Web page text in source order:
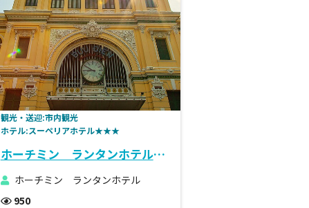
観光・送迎:市内観光
ホテル:スーペリアホテル★★★
ホーチミン ランタンホテル 半日市内観光付き宿泊プラン
ホーチミン ランタンホテル
950